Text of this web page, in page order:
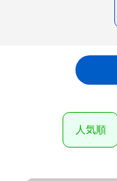
人気順